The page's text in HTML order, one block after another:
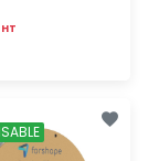
HT
rapide